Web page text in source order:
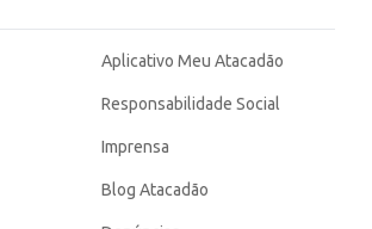
Aplicativo Meu Atacadão
Responsabilidade Social
Imprensa
Blog Atacadão